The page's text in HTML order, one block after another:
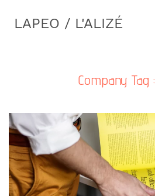
LAPEO / L'ALIZÉ
Company Tag :